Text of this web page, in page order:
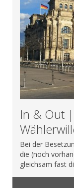
In & Out
Bei der
die (noch
gleichsam fast